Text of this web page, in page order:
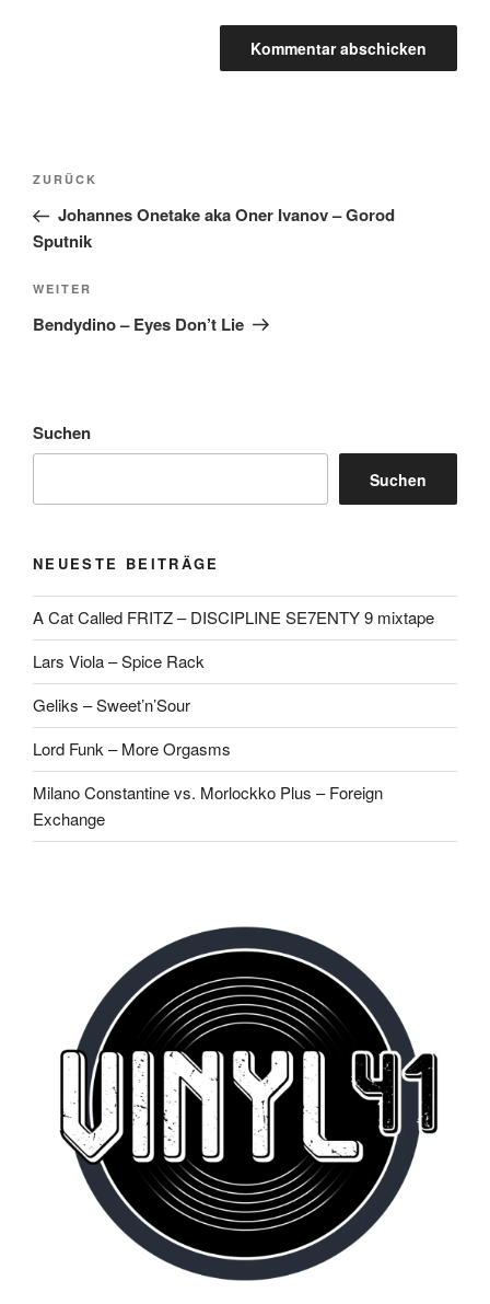
Beitragsnavigation
Vorheriger
Beitrag
ZURÜCK
Johannes Onetake aka Oner Ivanov – Gorod
Sputnik
Nächster
Beitrag
WEITER
Bendydino – Eyes Don’t Lie
Suchen
Suchen
NEUESTE BEITRÄGE
A Cat Called FRITZ – DISCIPLINE SE7ENTY 9 mixtape
Lars Viola – Spice Rack
Geliks – Sweet’n’Sour
Lord Funk – More Orgasms
Milano Constantine vs. Morlockko Plus – Foreign
Exchange